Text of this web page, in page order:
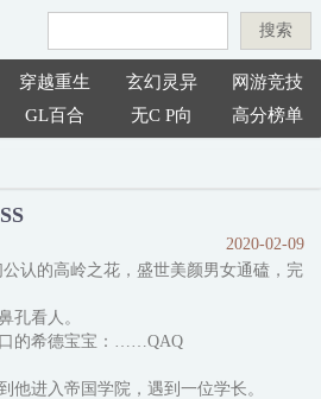
搜索
穿越重生 玄幻灵异
网游竞技
GL百合 无C P向 高分榜单
2020-02-09
认的高岭之花，盛世美颜男女通磕，完
看人。
的希德宝宝：……QAQ
进入帝国学院，遇到一位学长。